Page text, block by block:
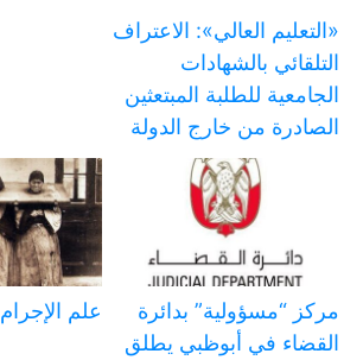
«التعليم العالي»: الاعتراف
التلقائي بالشهادات
الجامعية للطلبة المبتعثين
الصادرة من خارج الدولة
مركز “مسؤولية” بدائرة
القضاء في أبوظبي يطلق
علم الإجرام